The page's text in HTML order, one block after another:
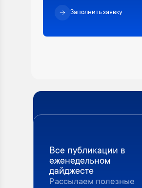
Заполнить заявку
Все публикации в
еженедельном
дайджесте
Рассылаем полезные